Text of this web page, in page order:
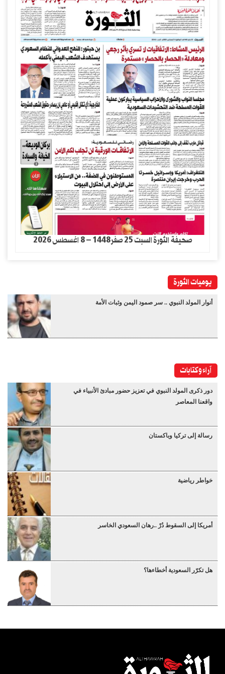
صحيفة الثورة السبت 25 صفر1448 – 8 اغسطس 2026
يوميات الثورة
أنوار المولد النبوي .. سر صمود اليمن وثبات الأمة
آراء وكتابات
دور ذكرى المولد النبوي في تعزيز حضور مبادئ الأنبياء في
واقعنا المعاصر
رسالة إلى تركيا وباكستان
خواطر رياضية
أمريكا إلى السقوط دُرْ ..رهان السعودي الخاسر
هل تكرّر السعودية أخطاءها؟